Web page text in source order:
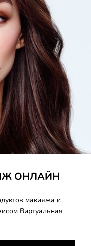
ОНЛАЙН
макияжа и
Виртуальная